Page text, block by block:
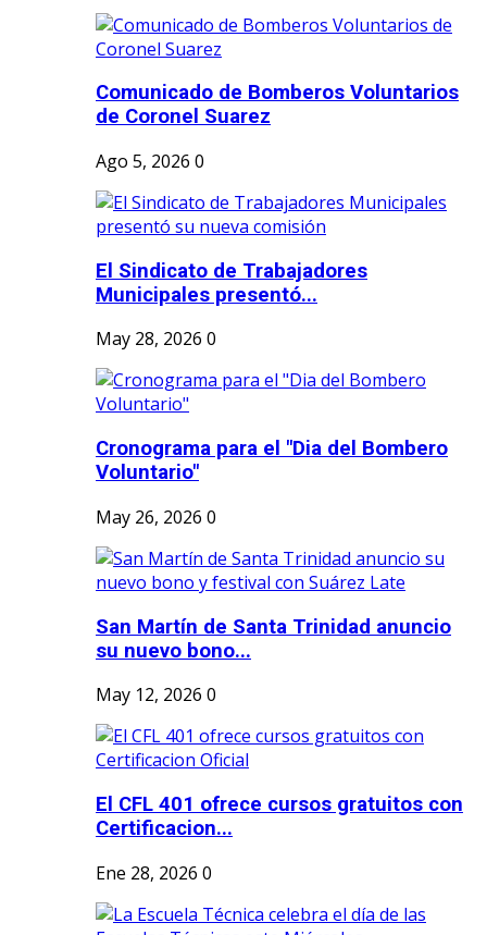
Comunicado de Bomberos Voluntarios
de Coronel Suarez
Ago 5, 2026 0
El Sindicato de Trabajadores
Municipales presentó...
May 28, 2026 0
Cronograma para el "Dia del Bombero
Voluntario"
May 26, 2026 0
San Martín de Santa Trinidad anuncio
su nuevo bono...
May 12, 2026 0
El CFL 401 ofrece cursos gratuitos con
Certificacion...
Ene 28, 2026 0